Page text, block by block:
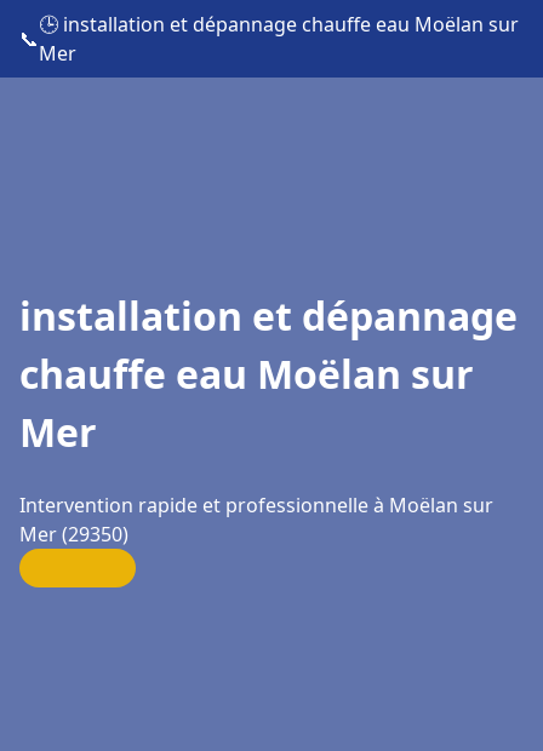
📞
🕒 installation et dépannage chauffe eau Moëlan sur
Mer
installation et dépannage
chauffe eau Moëlan sur
Mer
Intervention rapide et professionnelle à Moëlan sur
Mer (29350)